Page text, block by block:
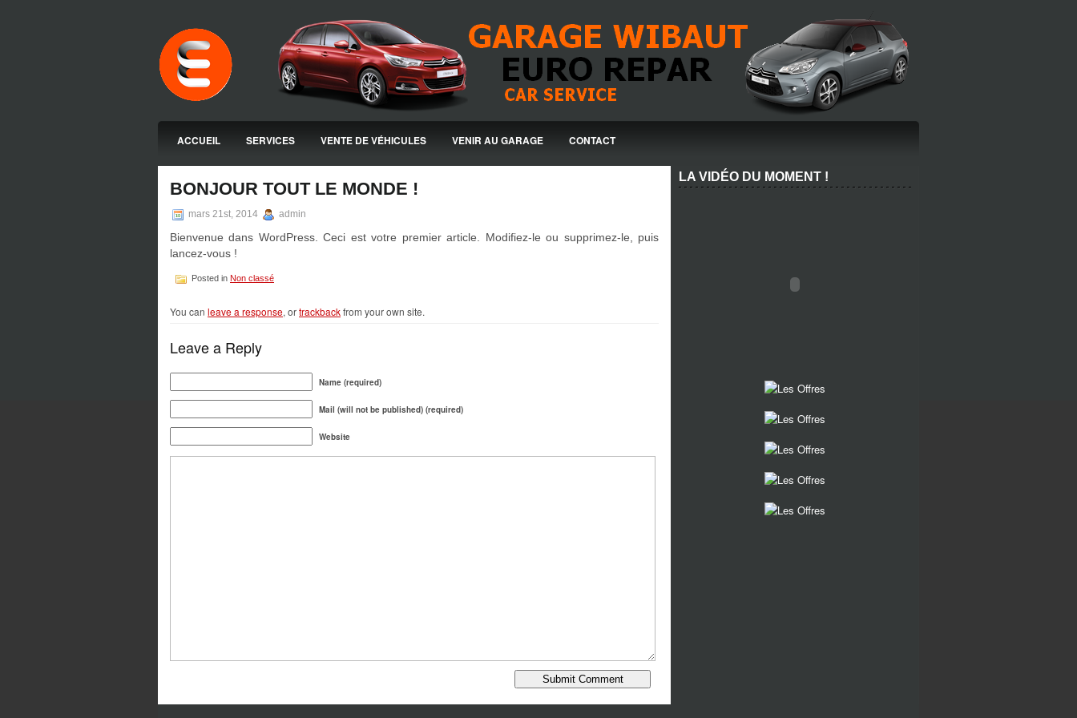
ACCUEIL SERVICES VENTE DE VÉHICULES VENIR AU GARAGE CONTACT
BONJOUR TOUT LE MONDE !
mars 21st, 2014 admin
Bienvenue dans WordPress. Ceci est votre premier article. Modifiez-le ou supprimez-le, puis
lancez-vous !
Posted in Non classé
You can leave a response, ortrackbackfrom your own site.
Leave a Reply
Name (required)
Mail (will not be published) (required)
Website
LA VIDÉO DU MOMENT !